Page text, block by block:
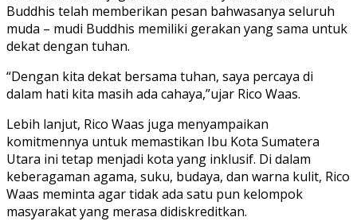
Buddhis telah memberikan pesan bahwasanya seluruh
muda – mudi Buddhis memiliki gerakan yang sama untuk
dekat dengan tuhan.
“Dengan kita dekat bersama tuhan, saya percaya di
dalam hati kita masih ada cahaya,”ujar Rico Waas.
Lebih lanjut, Rico Waas juga menyampaikan
komitmennya untuk memastikan Ibu Kota Sumatera
Utara ini tetap menjadi kota yang inklusif. Di dalam
keberagaman agama, suku, budaya, dan warna kulit, Rico
Waas meminta agar tidak ada satu pun kelompok
masyarakat yang merasa didiskreditkan.